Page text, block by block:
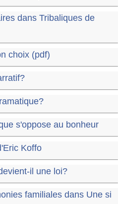
dans Tribaliques de
choix (pdf)
s'oppose au bonheur
Koffo
il une loi?
familiales dans Une si